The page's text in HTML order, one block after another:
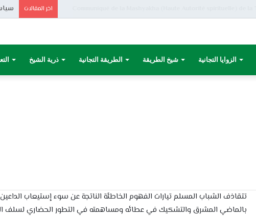
اخر المقالات
ذرية الشيخ الطريقة التجانية شيخ الطريقة الزوايا التجانية
تتقاذف الشباب المسلم تيارات الفهوم الخاطئة الناتجة عن سوء إستيعاب
بالماضي المشرق والتشكيك في عطائه ومساهمته في التطور الحضاري لسلف